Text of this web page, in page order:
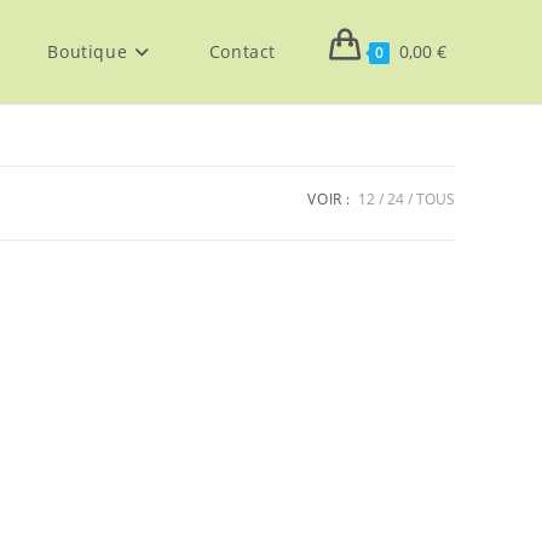
Boutique Contact 0 0,00 €
VOIR : 12 24 TOUS